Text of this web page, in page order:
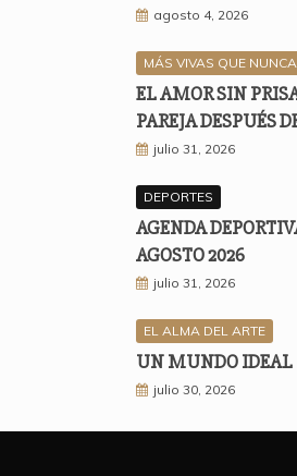
agosto 4, 2026
MÁS VIVAS QUE NUNCA
EL AMOR SIN
PAREJA DESPUÉS
julio 31, 2026
DEPORTES
AGENDA
AGOSTO 2026
julio 31, 2026
EL ALMA DEL ARTE
UN MUNDO IDEAL
julio 30, 2026